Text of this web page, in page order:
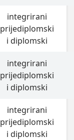
integrirani
prijediplomski
i diplomski
integrirani
prijediplomski
i diplomski
integrirani
prijediplomski
i diplomski